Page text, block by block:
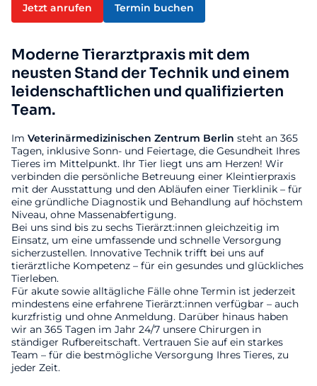
Jetzt anrufen Termin buchen
Moderne Tierarztpraxis mit dem
neusten Stand der Technik und einem
leidenschaftlichen und qualifizierten
Team.
Im Veterinärmedizinischen Zentrum Berlin steht an 365
Tagen, inklusive Sonn- und Feiertage, die Gesundheit Ihres
Tieres im Mittelpunkt. Ihr Tier liegt uns am Herzen! Wir
verbinden die persönliche Betreuung einer Kleintierpraxis
mit der Ausstattung und den Abläufen einer Tierklinik – für
eine gründliche Diagnostik und Behandlung auf höchstem
Niveau, ohne Massenabfertigung.
Bei uns sind bis zu sechs Tierärzt:innen gleichzeitig im
Einsatz, um eine umfassende und schnelle Versorgung
sicherzustellen. Innovative Technik trifft bei uns auf
tierärztliche Kompetenz – für ein gesundes und glückliches
Tierleben.
Für akute sowie alltägliche Fälle ohne Termin ist jederzeit
mindestens eine erfahrene Tierärzt:innen verfügbar – auch
kurzfristig und ohne Anmeldung. Darüber hinaus haben
wir an 365 Tagen im Jahr 24/7 unsere Chirurgen in
ständiger Rufbereitschaft. Vertrauen Sie auf ein starkes
Team – für die bestmögliche Versorgung Ihres Tieres, zu
jeder Zeit.